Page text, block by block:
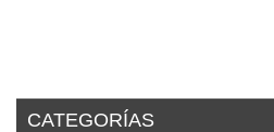
CATEGORÍAS